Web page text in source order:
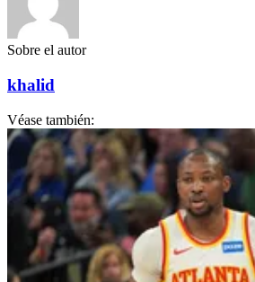
Sobre el autor
khalid
Véase también: